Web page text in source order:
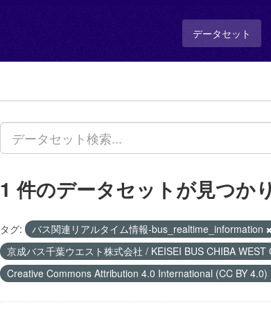
データセット
1 件のデータセットが見つか
タグ: バス関連リアルタイム情報-bus_realtime_information
京成バス千葉ウエスト株式会社 / KEISEI BUS CHIBA WEST
Creative Commons Attribution 4.0 International (CC BY 4.0)